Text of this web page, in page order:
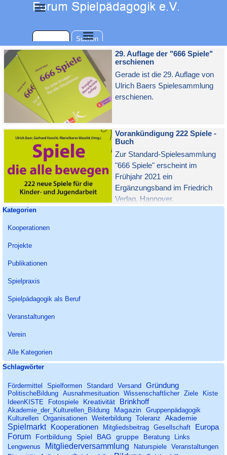
Direkt zum Seiteninhalt
Menü überspringen
Menü überspringen
Suchen
29. Auflage der "666 Spiele"
erschienen
Gerade ist die 29. Auflage von
Ulrich Baers Spielesammlung
erschienen.
Vorankündigung 222 Spiele -
Buch
Zur Standard-Spielesammlung
"666 Spiele" erscheint im
Frühjahr 2021 ein
Ergänzungsband im Friedrich
Verlag, Hannover.
Block überspringen Kategorien
Kategorien
Kooperationen
Projekte
Publikationen
Spielpraxis
Spielpädagogik als Beruf
Veranstaltungen
Verein
Alle Kategorien
Block überspringen Schlagwörter
Schlagwörter
Fördermittel Spielformen Standard Versand Gründung
PolitischeBildung Ausnahmesituation Wissenschaftlicher Ziele
Kiste
IdeenKISTE
Fotospiele Kreativität Brinkhoff
Akademie_der_Kulturellen_Bildung Magazin
Gruppenpädagogik
Kulturellen Organisationen Weiterbildung Toleranz Akademie
Spielmarkt Kooperationen Mitgliedsbeitrag Gesellschaft Europa
Forum Fortbildung Spiel BAG gruppe Beratung
Links
Lengwenus
Mitgliederversammlung Naturspiele Veranstaltungen